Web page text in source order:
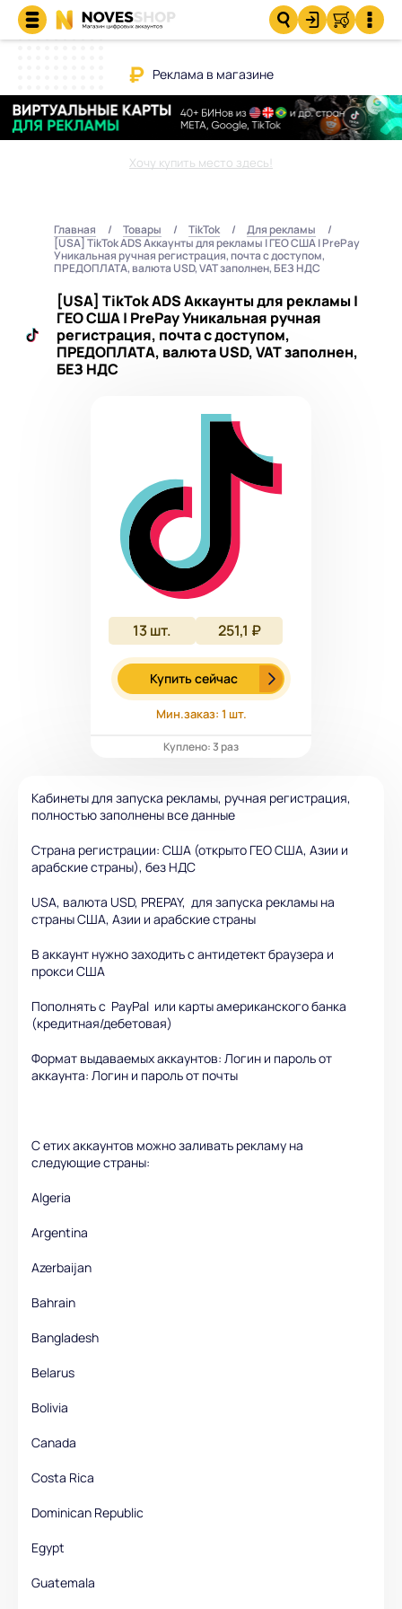
Реклама в магазине
Хочу купить место здесь!
Главная Товары TikTok
Для рекламы
[USA] TikTok ADS Аккаунты для рекламы | ГЕО США | PrePay
Уникальная ручная регистрация, почта с доступом,
ПРЕДОПЛАТА, валюта USD, VAT заполнен, БЕЗ НДС
[USA] TikTok ADS Аккаунты для рекламы |
ГЕО США | PrePay Уникальная ручная
регистрация, почта с доступом,
ПРЕДОПЛАТА, валюта USD, VAT заполнен,
БЕЗ НДС
13шт. 251,1 ₽
Купить сейчас
Мин.заказ: 1 шт.
Куплено: 3 раз
Кабинеты для запуска рекламы, ручная регистрация,
полностью заполнены все данные
Страна регистрации: США (открыто ГЕО США, Азии и
арабские страны), без НДС
USA, валюта USD, PREPAY, для запуска рекламы на
страны США, Азии и арабские страны
В аккаунт нужно заходить с антидетект браузера и
прокси США
Пополнять с PayPal или карты американского банка
(кредитная/дебетовая)
Формат выдаваемых аккаунтов: Логин и пароль от
аккаунта: Логин и пароль от почты
С етих аккаунтов можно заливать рекламу на
следующие страны:
Algeria
Argentina
Azerbaijan
Bahrain
Bangladesh
Belarus
Bolivia
Canada
Costa Rica
Dominican Republic
Egypt
Guatemala